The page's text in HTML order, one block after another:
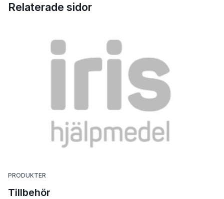
Relaterade sidor
PRODUKTER
Tillbehör